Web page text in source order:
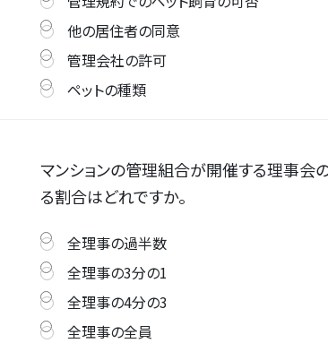
他の居住者の同意
管理会社の許可
ペットの種類
マンションの管理組合が開催する理事会
る割合はどれですか。
全理事の過半数
全理事の3分の1
全理事の4分の3
全理事の全員